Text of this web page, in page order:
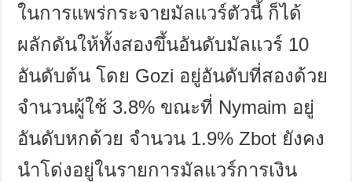
ในการแพร่กระจายมัลแวร์ตัวนี้ ก็ได้
ผลักดันให้ทั้งสองขึ้นอันดับมัลแวร์ 10
อันดับต้น โดย Gozi อยู่อันดับที่สองด้วย
จำนวนผู้ใช้ 3.8% ขณะที่ Nymaim อยู่
อันดับหกด้วย จำนวน 1.9% Zbot ยังคง
นำโด่งอยู่ในรายการมัลแวร์การเงิน